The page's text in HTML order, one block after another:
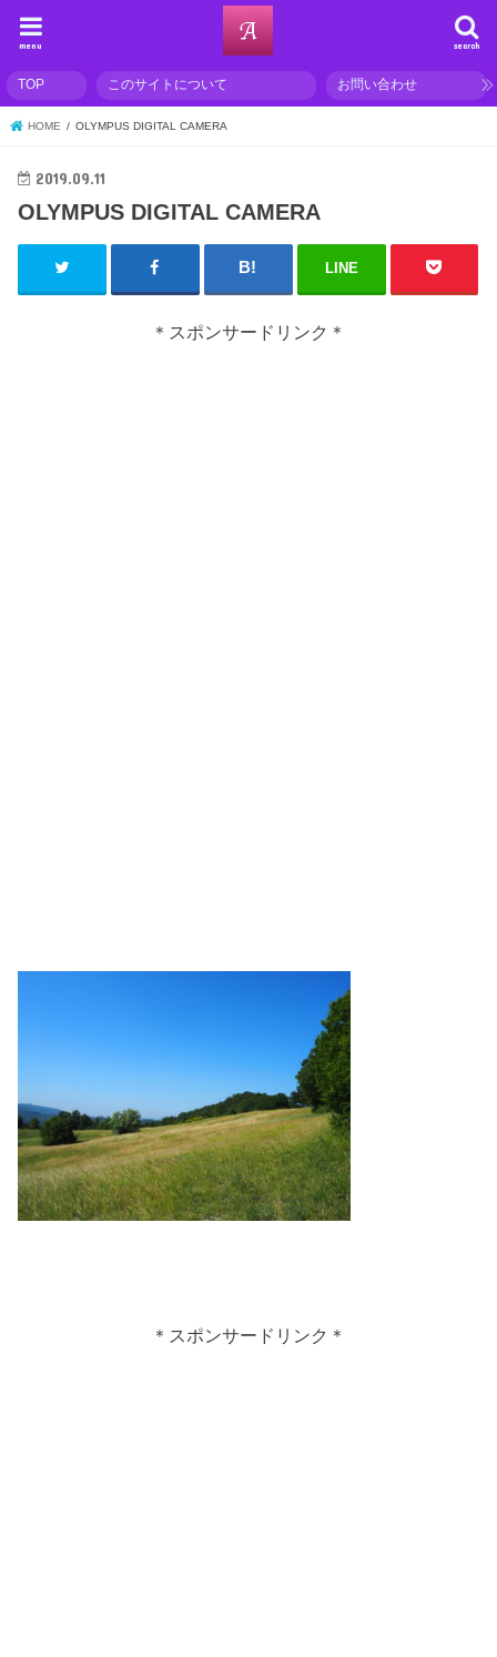
search
menu
TOP このサイトについて お問い合わせ
HOME OLYMPUS DIGITAL CAMERA
2019.09.11
OLYMPUS DIGITAL CAMERA
LINE
＊スポンサードリンク＊
＊スポンサードリンク＊